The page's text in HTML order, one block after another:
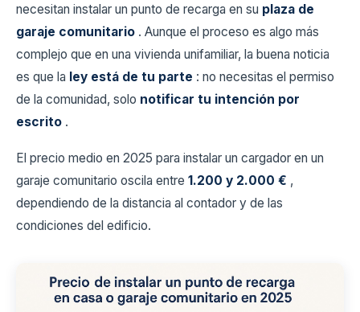
necesitan instalar un punto de recarga en su plaza de
garaje comunitario . Aunque el proceso es algo más
complejo que en una vivienda unifamiliar, la buena noticia
es que la ley está de tu parte : no necesitas el permiso
de la comunidad, solo notificar tu intención por
escrito .
El precio medio en 2025 para instalar un cargador en un
garaje comunitario oscila entre 1.200 y 2.000 € ,
dependiendo de la distancia al contador y de las
condiciones del edificio.